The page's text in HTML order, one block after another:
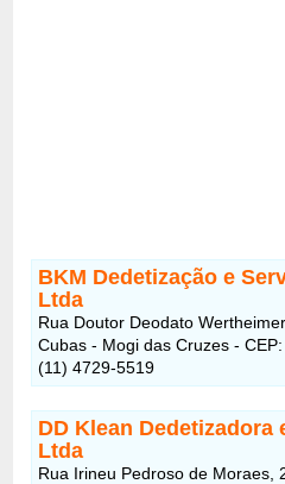
BKM Dedetização e
Ltda
Rua Doutor Deodato
Cubas - Mogi das Cruzes -
(11) 4729-5519
DD Klean Dedetizadora
Ltda
Rua Irineu Pedroso de Moraes,